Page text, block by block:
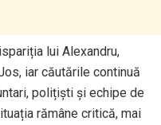
lui Alexandru,
iar căutările continuă
polițiști și echipe de
rămâne critică, mai